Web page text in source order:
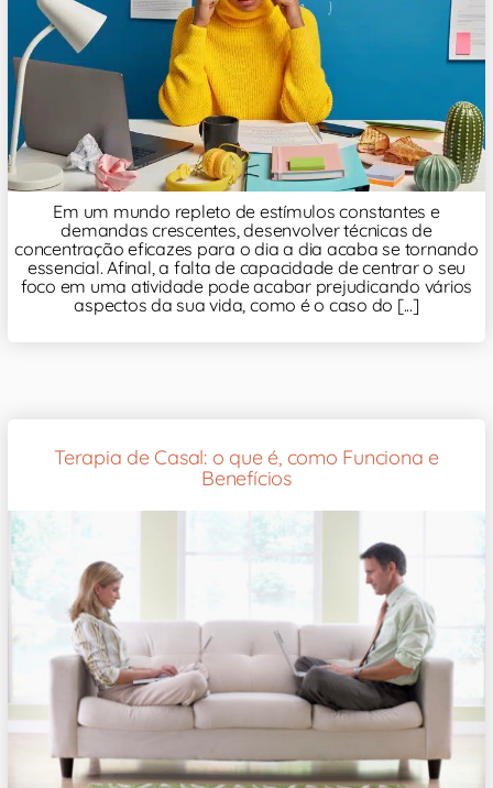
Em um mundo repleto de estímulos constantes e
demandas crescentes, desenvolver técnicas de
concentração eficazes para o dia a dia acaba se tornando
essencial. Afinal, a falta de capacidade de centrar o seu
foco em uma atividade pode acabar prejudicando vários
aspectos da sua vida, como é o caso do [...]
Terapia de Casal: o que é, como Funciona e
Benefícios